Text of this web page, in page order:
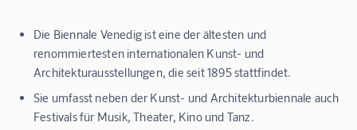
Die Biennale Venedig ist eine der ältesten und
renommiertesten internationalen Kunst- und
Architekturausstellungen, die seit 1895 stattfindet.
Sie umfasst neben der Kunst- und Architekturbiennale auch
Festivals für Musik, Theater, Kino und Tanz.